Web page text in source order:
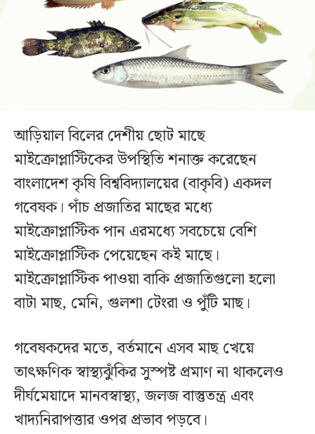
আড়িয়াল বিলের দেশীয় ছোট মাছে
মাইক্রোপ্লাস্টিকের উপস্থিতি শনাক্ত করেছেন
বাংলাদেশ কৃষি বিশ্ববিদ্যালয়ের (বাকৃবি) একদল
গবেষক। পাঁচ প্রজাতির মাছের মধ্যে
মাইক্রোপ্লাস্টিক পান এরমধ্যে সবচেয়ে বেশি
মাইক্রোপ্লাস্টিক পেয়েছেন কই মাছে।
মাইক্রোপ্লাস্টিক পাওয়া বাকি প্রজাতিগুলো হলো
বাটা মাছ, মেনি, গুলশা টেংরা ও পুঁটি মাছ।
গবেষকদের মতে, বর্তমানে এসব মাছ খেয়ে
তাৎক্ষণিক স্বাস্থ্যঝুঁকির সুস্পষ্ট প্রমাণ না থাকলেও
দীর্ঘমেয়াদে মানবস্বাস্থ্য, জলজ বাস্তুতন্ত্র এবং
খাদ্যনিরাপত্তার ওপর প্রভাব পড়বে।